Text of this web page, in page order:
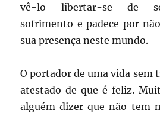
vê-lo libertar-se de
sofrimento e padece por
sua presença neste mundo.
O portador de uma vida sem
atestado de que é feliz.
alguém dizer que não tem